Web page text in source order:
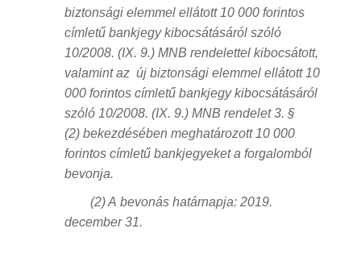
biztonsági elemmel ellátott 10 000 forintos
címletű bankjegy kibocsátásáról szóló
10/2008. (IX. 9.) MNB rendelettel kibocsátott,
valamint az új biztonsági elemmel ellátott 10
000 forintos címletű bankjegy kibocsátásáról
szóló 10/2008. (IX. 9.) MNB rendelet 3. §
(2) bekezdésében meghatározott 10 000
forintos címletű bankjegyeket a forgalomból
bevonja.
(2) A bevonás határnapja: 2019.
december 31.